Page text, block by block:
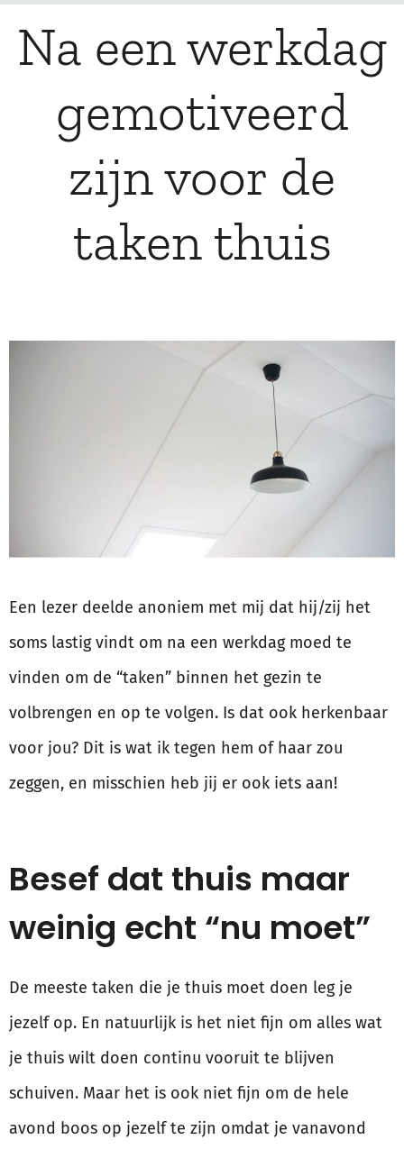
Na een werkdag
gemotiveerd
zijn voor de
taken thuis
Een lezer deelde anoniem met mij dat hij/zij het
soms lastig vindt om na een werkdag moed te
vinden om de “taken” binnen het gezin te
volbrengen en op te volgen. Is dat ook herkenbaar
voor jou? Dit is wat ik tegen hem of haar zou
zeggen, en misschien heb jij er ook iets aan!
Besef dat thuis maar
weinig echt “nu moet”
De meeste taken die je thuis moet doen leg je
jezelf op. En natuurlijk is het niet fijn om alles wat
je thuis wilt doen continu vooruit te blijven
schuiven. Maar het is ook niet fijn om de hele
avond boos op jezelf te zijn omdat je vanavond